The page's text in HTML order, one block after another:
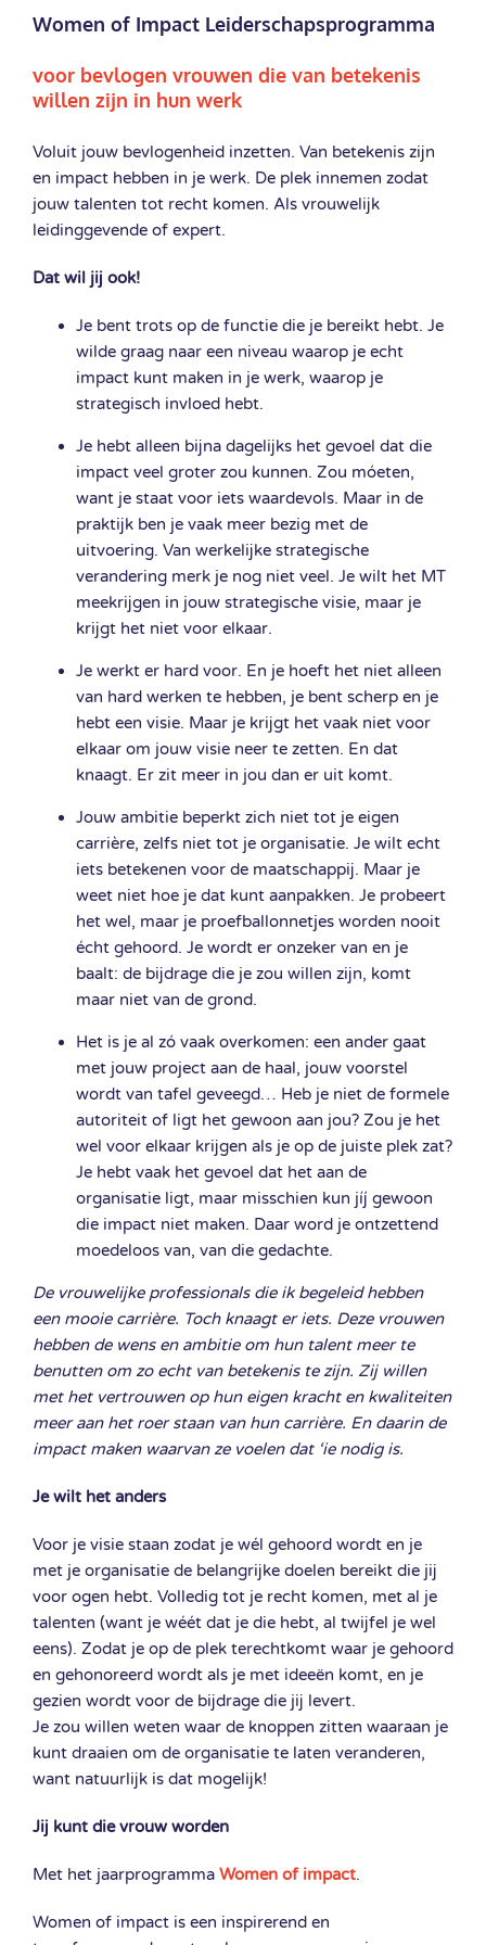
Women of Impact Leiderschapsprogramma
voor bevlogen vrouwen die van betekenis
willen zijn in hun werk
Voluit jouw bevlogenheid inzetten. Van betekenis zijn
en impact hebben in je werk. De plek innemen zodat
jouw talenten tot recht komen. Als vrouwelijk
leidinggevende of expert.
Dat wil jij ook!
Je bent trots op de functie die je bereikt hebt. Je
wilde graag naar een niveau waarop je echt
impact kunt maken in je werk, waarop je
strategisch invloed hebt.
Je hebt alleen bijna dagelijks het gevoel dat die
impact veel groter zou kunnen. Zou móeten,
want je staat voor iets waardevols. Maar in de
praktijk ben je vaak meer bezig met de
uitvoering. Van werkelijke strategische
verandering merk je nog niet veel. Je wilt het MT
meekrijgen in jouw strategische visie, maar je
krijgt het niet voor elkaar.
Je werkt er hard voor. En je hoeft het niet alleen
van hard werken te hebben, je bent scherp en je
hebt een visie. Maar je krijgt het vaak niet voor
elkaar om jouw visie neer te zetten. En dat
knaagt. Er zit meer in jou dan er uit komt.
Jouw ambitie beperkt zich niet tot je eigen
carrière, zelfs niet tot je organisatie. Je wilt echt
iets betekenen voor de maatschappij. Maar je
weet niet hoe je dat kunt aanpakken. Je probeert
het wel, maar je proefballonnetjes worden nooit
écht gehoord. Je wordt er onzeker van en je
baalt: de bijdrage die je zou willen zijn, komt
maar niet van de grond.
Het is je al zó vaak overkomen: een ander gaat
met jouw project aan de haal, jouw voorstel
wordt van tafel geveegd… Heb je niet de formele
autoriteit of ligt het gewoon aan jou? Zou je het
wel voor elkaar krijgen als je op de juiste plek zat?
Je hebt vaak het gevoel dat het aan de
organisatie ligt, maar misschien kun jíj gewoon
die impact niet maken. Daar word je ontzettend
moedeloos van, van die gedachte.
De vrouwelijke professionals die ik begeleid hebben
een mooie carrière. Toch knaagt er iets. Deze vrouwen
hebben de wens en ambitie om hun talent meer te
benutten om zo echt van betekenis te zijn. Zij willen
met het vertrouwen op hun eigen kracht en kwaliteiten
meer aan het roer staan van hun carrière. En daarin de
impact maken waarvan ze voelen dat ‘ie nodig is.
Je wilt het anders
Voor je visie staan zodat je wél gehoord wordt en je
met je organisatie de belangrijke doelen bereikt die jij
voor ogen hebt. Volledig tot je recht komen, met al je
talenten (want je wéét dat je die hebt, al twijfel je wel
eens). Zodat je op de plek terechtkomt waar je gehoord
en gehonoreerd wordt als je met ideeën komt, en je
gezien wordt voor de bijdrage die jij levert.
Je zou willen weten waar de knoppen zitten waaraan je
kunt draaien om de organisatie te laten veranderen,
want natuurlijk is dat mogelijk!
Jij kunt die vrouw worden
Met het jaarprogramma Women of impact.
Women of impact is een inspirerend en